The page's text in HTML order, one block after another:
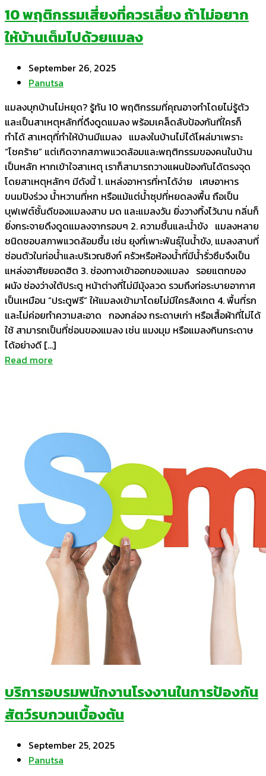
10 พฤติกรรมเสี่ยงที่ควรเลี่ยง ถ้าไม่อยาก
ให้บ้านเต็มไปด้วยแมลง
September 26, 2025
Panutsa
แมลงบุกบ้านไม่หยุด? รู้ทัน 10 พฤติกรรมที่คุณอาจทำโดยไม่รู้ตัว
และเป็นสาเหตุหลักที่ดึงดูดแมลง พร้อมเคล็ดลับป้องกันที่ใครก็
ทำได้ สาเหตุที่ทำให้บ้านมีแมลง แมลงในบ้านไม่ได้โผล่มาเพราะ
“โชคร้าย” แต่เกิดจากสภาพแวดล้อมและพฤติกรรมของคนในบ้าน
เป็นหลัก หากเข้าใจสาเหตุ เราก็สามารถวางแผนป้องกันได้ตรงจุด
โดยสาเหตุหลักๆ มีดังนี้ 1. แหล่งอาหารที่หาได้ง่าย เศษอาหาร
ขนมปังร่วง น้ำหวานที่หก หรือแม้แต่น้ำซุปที่หยดลงพื้น ถือเป็น
บุฟเฟต์ชั้นดีของแมลงสาบ มด และแมลงวัน ยิ่งวางทิ้งไว้นาน กลิ่นก็
ยิ่งกระจายดึงดูดแมลงจากรอบๆ 2. ความชื้นและน้ำขัง แมลงหลาย
ชนิดชอบสภาพแวดล้อมชื้น เช่น ยุงที่เพาะพันธุ์ในน้ำขัง, แมลงสาบที่
ซ่อนตัวในท่อน้ำและบริเวณซิงก์ ครัวหรือห้องน้ำที่มีน้ำรั่วซึมจึงเป็น
แหล่งอาศัยยอดฮิต 3. ช่องทางเข้าออกของแมลง รอยแตกของ
ผนัง ช่องว่างใต้ประตู หน้าต่างที่ไม่มีมุ้งลวด รวมถึงท่อระบายอากาศ
เป็นเหมือน “ประตูฟรี” ให้แมลงเข้ามาโดยไม่มีใครสังเกต 4. พื้นที่รก
และไม่ค่อยทำความสะอาด กองกล่อง กระดาษเก่า หรือเสื้อผ้าที่ไม่ได้
ใช้ สามารถเป็นที่ซ่อนของแมลง เช่น แมงมุม หรือแมลงกินกระดาษ
ได้อย่างดี […]
Read more
บริการอบรมพนักงานโรงงานในการป้องกัน
สัตว์รบกวนเบื้องต้น
September 25, 2025
Panutsa